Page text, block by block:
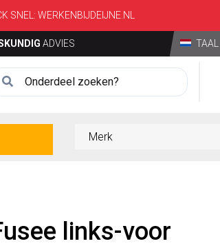
SNEL: WERKENBIJDEIJNE.NL
ADVIES TAAL
links-voor